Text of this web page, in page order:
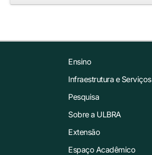
Ensino
Infraestrutura e Serviços
Pesquisa
Sobre a ULBRA
Extensão
Espaço Acadêmico